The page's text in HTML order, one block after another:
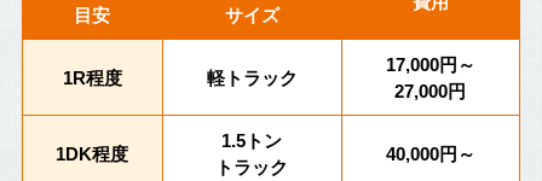
目安
サイズ
1R程度 軽トラック
17,000円～
27,000円
1DK程度
1.5トン
トラック
40,000円～